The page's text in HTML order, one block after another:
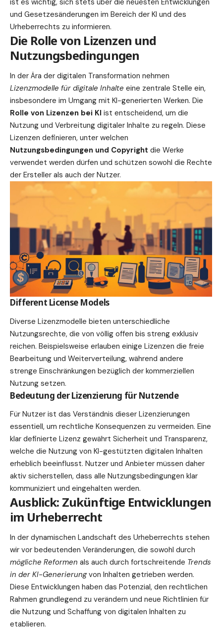
und Gesetzesänderungen im Bereich der KI und des
Urheberrechts zu informieren.
Die Rolle von Lizenzen und
Nutzungsbedingungen
In der Ära der digitalen Transformation nehmen
Lizenzmodelle für digitale Inhalte eine zentrale Stelle ein,
insbesondere im Umgang mit KI-generierten Werken. Die
Rolle von Lizenzen bei KI ist entscheidend, um die
Nutzung und Verbreitung digitaler Inhalte zu regeln. Diese
Lizenzen definieren, unter welchen
Nutzungsbedingungen und Copyright die Werke
verwendet werden dürfen und schützen sowohl die Rechte
der Ersteller als auch der Nutzer.
Different License Models
Diverse Lizenzmodelle bieten unterschiedliche
Nutzungsrechte, die von völlig offen bis streng exklusiv
reichen. Beispielsweise erlauben einige Lizenzen die freie
Bearbeitung und Weiterverteilung, während andere
strenge Einschränkungen bezüglich der kommerziellen
Nutzung setzen.
Bedeutung der Lizenzierung für Nutzende
Für Nutzer ist das Verständnis dieser Lizenzierungen
essentiell, um rechtliche Konsequenzen zu vermeiden. Eine
klar definierte Lizenz gewährt Sicherheit und Transparenz,
welche die Nutzung von KI-gestützten digitalen Inhalten
erheblich beeinflusst. Nutzer und Anbieter müssen daher
aktiv sicherstellen, dass alle Nutzungsbedingungen klar
kommuniziert und eingehalten werden.
Ausblick: Zukünftige Entwicklungen
im Urheberrecht
In der dynamischen Landschaft des Urheberrechts stehen
wir vor bedeutenden Veränderungen, die sowohl durch
mögliche Reformen als auch durch fortschreitende Trends
in der KI-Generierungvon Inhalten getrieben werden.
Diese Entwicklungen haben das Potenzial, den rechtlichen
Rahmen grundlegend zu verändern und neue Richtlinien für
die Nutzung und Schaffung von digitalen Inhalten zu
etablieren.